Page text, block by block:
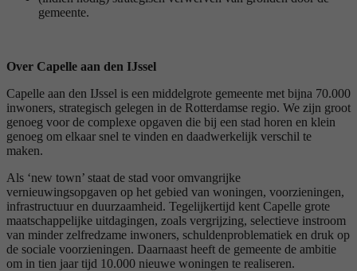
gemeente.
Over Capelle aan den IJssel
Capelle aan den IJssel is een middelgrote gemeente met bijna 70.000
inwoners, strategisch gelegen in de Rotterdamse regio. We zijn groot
genoeg voor de complexe opgaven die bij een stad horen en klein
genoeg om elkaar snel te vinden en daadwerkelijk verschil te
maken.
Als ‘new town’ staat de stad voor omvangrijke
vernieuwingsopgaven op het gebied van woningen, voorzieningen,
infrastructuur en duurzaamheid. Tegelijkertijd kent Capelle grote
maatschappelijke uitdagingen, zoals vergrijzing, selectieve instroom
van minder zelfredzame inwoners, schuldenproblematiek en druk op
de sociale voorzieningen. Daarnaast heeft de gemeente de ambitie
om in tien jaar tijd 10.000 nieuwe woningen te realiseren.